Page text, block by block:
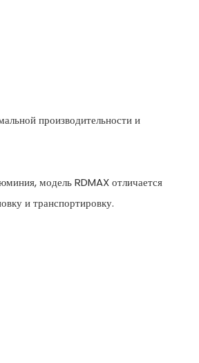
производительности и
модель RDMAX отличается
и транспортировку.